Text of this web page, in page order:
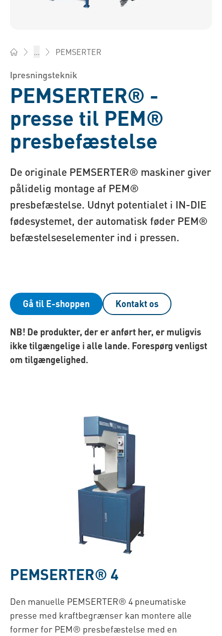
... PEMSERTER
Ipresningsteknik
PEMSERTER® -
presse til PEM®
presbefæstelse
De originale PEMSERTER® maskiner giver
pålidelig montage af PEM®
presbefæstelse. Udnyt potentialet i IN-DIE
fødesystemet, der automatisk føder PEM®
befæstelseselementer ind i pressen.
Gå til E-shoppen Kontakt os
NB! De produkter, der er anført her, er muligvis
ikke tilgængelige i alle lande. Forespørg venligst
om tilgængelighed.
PEMSERTER® 4
Den manuelle PEMSERTER® 4 pneumatiske
presse med kraftbegrænser kan montere alle
former for PEM® presbefæstelse med en